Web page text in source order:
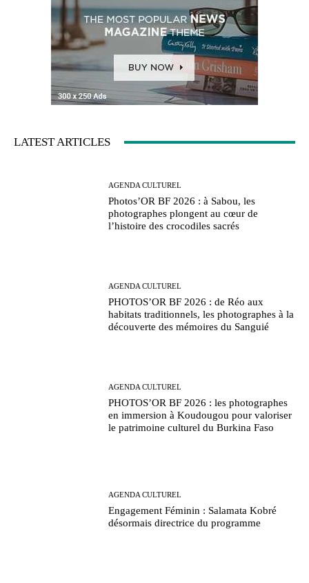
LATEST ARTICLES
AGENDA CULTUREL
Photos’OR BF 2026 : à Sabou, les
photographes plongent au cœur de
l’histoire des crocodiles sacrés
AGENDA CULTUREL
PHOTOS’OR BF 2026 : de Réo aux
habitats traditionnels, les photographes à la
découverte des mémoires du Sanguié
AGENDA CULTUREL
PHOTOS’OR BF 2026 : les photographes
en immersion à Koudougou pour valoriser
le patrimoine culturel du Burkina Faso
AGENDA CULTUREL
Engagement Féminin : Salamata Kobré
désormais directrice du programme